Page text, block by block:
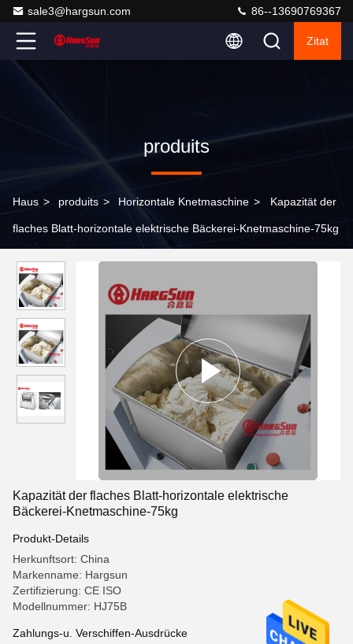
sale3@hargsun.com 86--13690769367
Zitat
produits
Haus > produits > Horizontale Knetmaschine > Kapazität der
flaches Blatt-horizontale elektrische Bäckerei-Knetmaschine-75kg
Kapazität der flaches Blatt-horizontale elektrische
Bäckerei-Knetmaschine-75kg
Produkt-Details
Herkunftsort: China
Markenname: Hargsun
Zertifizierung: CE ISO
Modellnummer: HJ75B
Zahlungs-u. Verschiffen-Ausdrücke